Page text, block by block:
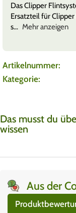
Das Clipper
Ersatzteil für
s
Mehr anzeigen
Artikelnummer:
Kategorie:
Das musst du
wissen
Aus der